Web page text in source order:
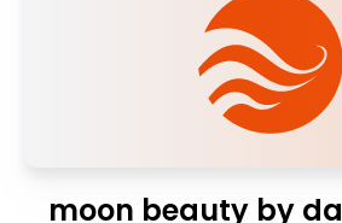
moon beauty by